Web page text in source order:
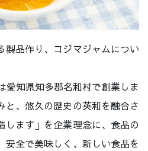
製品作り、コジマジャムについ
愛知県知多郡名和村で創業しま
と、悠久の歴史の英和を融合さ
します」を企業理念に、食品の
安全で美味しく、新しい食品を